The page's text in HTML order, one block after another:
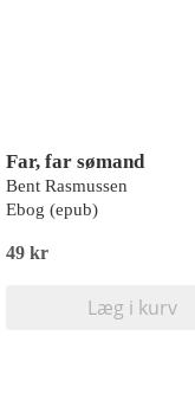
Far, far sømand
Bent Rasmussen
Ebog (epub)
49 kr
Læg i kurv